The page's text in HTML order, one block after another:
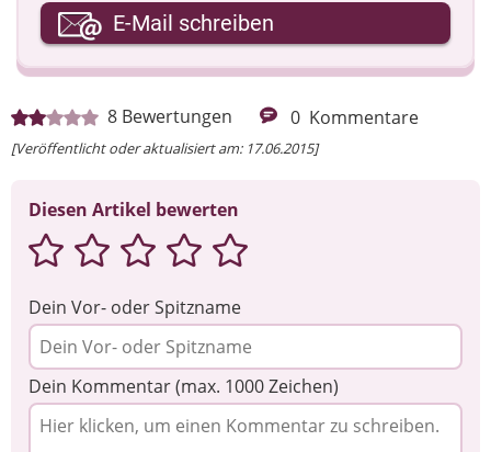
8 Bewertungen 0 Kommentare
[Veröffentlicht oder aktualisiert am: 17.06.2015]
Diesen Artikel bewerten
Dein Vor- oder Spitzname
Dein Kommentar (max. 1000 Zeichen)
Ihre E-Mail-Adresse
Ihre Nachricht
E-Mail schreiben